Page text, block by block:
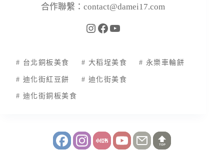
合作聯繫：contact@damei17.com
# 台北銅板美食 # 大稻埕美食 # 永樂車輪餅
# 迪化街紅豆餅 # 迪化街美食
# 迪化街銅板美食
TOP